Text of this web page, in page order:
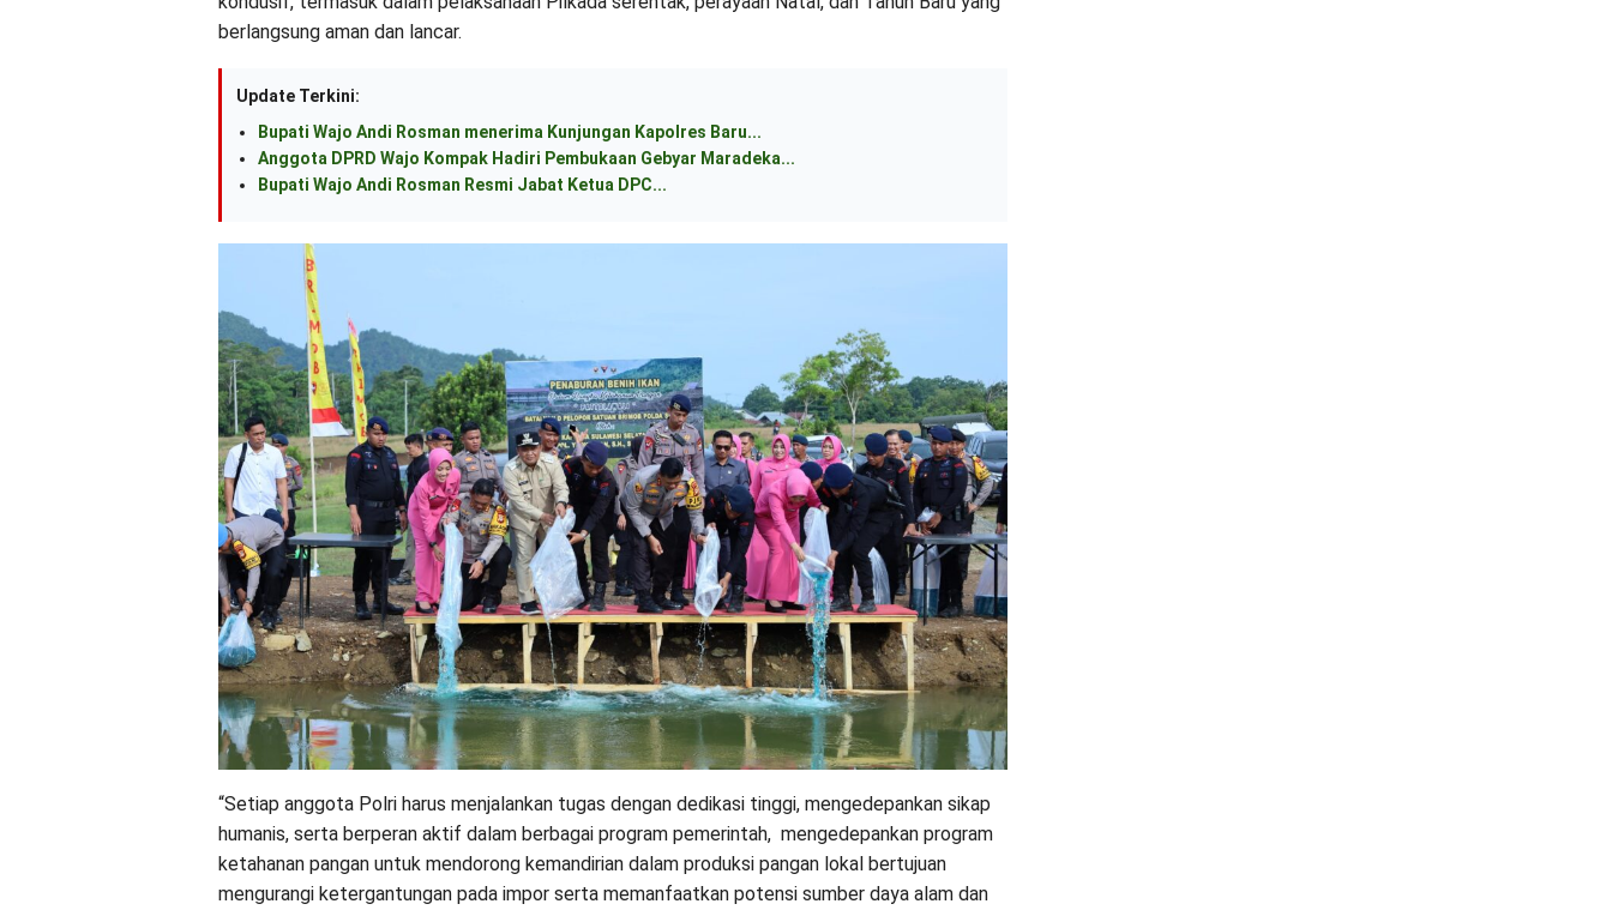
berlangsung aman dan lancar.
Update Terkini:
Bupati Wajo Andi Rosman menerima Kunjungan Kapolres Baru...
Anggota DPRD Wajo Kompak Hadiri Pembukaan Gebyar Maradeka...
Bupati Wajo Andi Rosman Resmi Jabat Ketua DPC...
“Setiap anggota Polri harus menjalankan tugas dengan dedikasi tinggi, mengedepankan sikap
humanis, serta berperan aktif dalam berbagai program pemerintah, mengedepankan program
ketahanan pangan untuk mendorong kemandirian dalam produksi pangan lokal bertujuan
mengurangi ketergantungan pada impor serta memanfaatkan potensi sumber daya alam dan